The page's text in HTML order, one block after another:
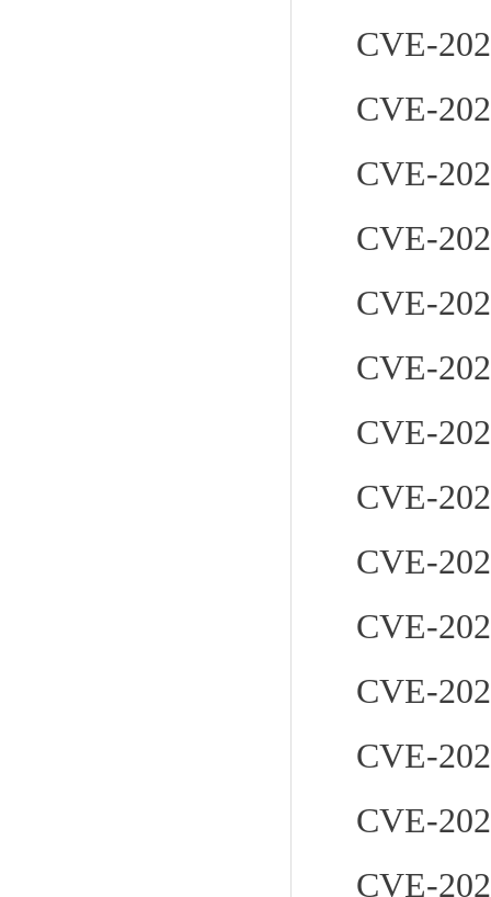
CVE-
CVE-
CVE-
CVE-
CVE-
CVE-
CVE-
CVE-
CVE-
CVE-
CVE-
CVE-
CVE-
CVE-